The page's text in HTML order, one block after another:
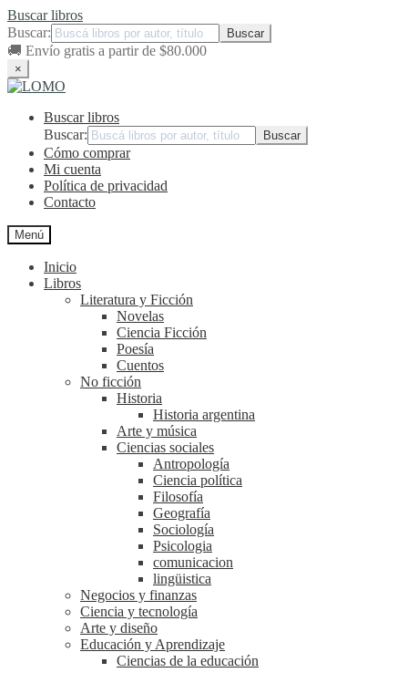
Buscar libros
Buscar:
🚚 Envío gratis a partir de $80.000
×
Ir
navegación
Ir
contenidoBuscar libros
Buscar:
Cómo comprar
Mi cuenta
Política de privacidad
Contacto
Menú
Inicio
Libros
Literatura y Ficción
Novelas
Ciencia Ficción
Poesía
Cuentos
No ficción
Historia
Historia argentina
Arte y música
Ciencias sociales
Antropología
Ciencia política
Filosofía
Geografía
Sociología
Psicologia
comunicacion
lingüistica
Negocios y finanzas
Ciencia y tecnología
Arte y diseño
Educación y Aprendizaje
Ciencias de la educación